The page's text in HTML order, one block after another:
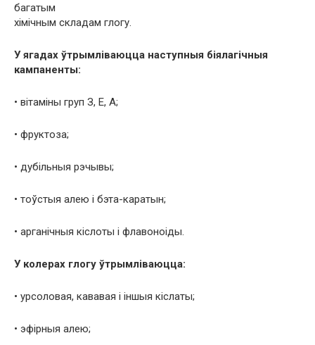
багатым
хімічным складам глогу.
У ягадах ўтрымліваюцца наступныя біялагічныя
кампаненты:
• вітаміны груп З, Е, А;
• фруктоза;
• дубільныя рэчывы;
• тоўстыя алею і бэта-каратын;
• арганічныя кіслоты і флавоноіды.
У колерах глогу ўтрымліваюцца:
• урсоловая, кававая і іншыя кіслаты;
• эфірныя алею;